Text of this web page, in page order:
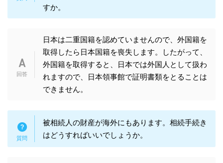
すか。
日本は二重国籍を認めていませんので、外国籍を
取得したら日本国籍を喪失します。したがって、
外国籍を取得すると、日本では外国人として扱わ
れますので、日本領事館で証明書類をとることは
できません。
被相続人の財産が海外にもあります。相続手続き
はどうすればいいでしょうか。